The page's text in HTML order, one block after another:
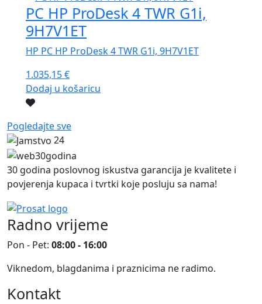
PC HP ProDesk 4 TWR G1i,
9H7V1ET
HP PC HP ProDesk 4 TWR G1i, 9H7V1ET
1.035,15€
Dodaj u košaricu
Pogledajte sve
24
30 godina poslovnog iskustva garancija je kvalitete i
povjerenja kupaca i tvrtki koje posluju sa nama!
Radno vrijeme
Pon - Pet: 08:00 - 16:00
Viknedom, blagdanima i praznicima ne radimo.
Kontakt